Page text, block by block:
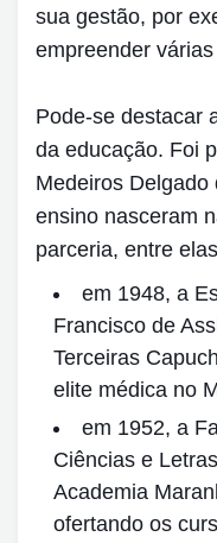
sua gestão, por
empreender
Pode-se destacar
da educação. Foi
Medeiros
ensino nasceram
parceria, entre
em 1948, a
Francisco de
Terceiras
elite médica no
em 1952, a
Ciências e
Academia
ofertando os